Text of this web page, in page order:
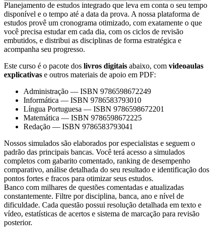
Planejamento de estudos integrado que leva em conta o seu tempo
disponível e o tempo até a data da prova. A nossa plataforma de
estudos provê um cronograma otimizado, com exatamente o que
você precisa estudar em cada dia, com os ciclos de revisão
embutidos, e distribui as disciplinas de forma estratégica e
acompanha seu progresso.
Este curso é o pacote dos livros digitais abaixo, com videoaulas
explicativas e outros materiais de apoio em PDF:
Administração — ISBN 9786598672249
Informática — ISBN 9786583793010
Língua Portuguesa — ISBN 9786598672201
Matemática — ISBN 9786598672225
Redação — ISBN 9786583793041
Nossos simulados são elaborados por especialistas e seguem o
padrão das principais bancas. Você terá acesso a simulados
completos com gabarito comentado, ranking de desempenho
comparativo, análise detalhada do seu resultado e identificação dos
pontos fortes e fracos para otimizar seus estudos.
Banco com milhares de questões comentadas e atualizadas
constantemente. Filtre por disciplina, banca, ano e nível de
dificuldade. Cada questão possui resolução detalhada em texto e
vídeo, estatísticas de acertos e sistema de marcação para revisão
posterior.